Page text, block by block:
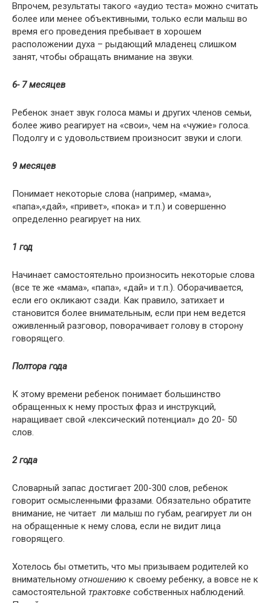
Впрочем, результаты такого «аудио теста» можно считать
более или менее объективными, только если малыш во
время его проведения пребывает в хорошем
расположении духа – рыдающий младенец слишком
занят, чтобы обращать внимание на звуки.
6- 7 месяцев
Ребенок знает звук голоса мамы и других членов семьи,
более живо реагирует на «свои», чем на «чужие» голоса.
Подолгу и с удовольствием произносит звуки и слоги.
9 месяцев
Понимает некоторые слова (например, «мама»,
«папа»,«дай», «привет», «пока» и т.п.) и совершенно
определенно реагирует на них.
1 год
Начинает самостоятельно произносить некоторые слова
(все те же «мама», «папа», «дай» и т.п.). Оборачивается,
если его окликают сзади. Как правило, затихает и
становится более внимательным, если при нем ведется
оживленный разговор, поворачивает голову в сторону
говорящего.
Полтора года
К этому времени ребенок понимает большинство
обращенных к нему простых фраз и инструкций,
наращивает свой «лексический потенциал» до 20- 50
слов.
2 года
Словарный запас достигает 200-300 слов, ребенок
говорит осмысленными фразами. Обязательно обратите
внимание, не читает ли малыш по губам, реагирует ли он
на обращенные к нему слова, если не видит лица
говорящего.
Хотелось бы отметить, что мы призываем родителей ко
внимательному отношению к своему ребенку, а вовсе не к
самостоятельной трактовке собственных наблюдений.